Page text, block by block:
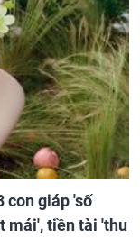
con giáp 'số
mái', tiền tài 'thu